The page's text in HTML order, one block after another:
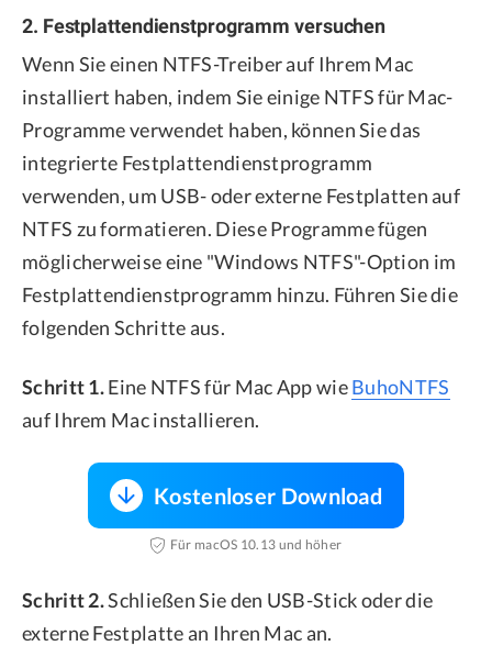
2. Festplattendienstprogramm versuchen
Wenn Sie einen NTFS-Treiber auf Ihrem Mac
installiert haben, indem Sie einige NTFS für Mac-
Programme verwendet haben, können Sie das
integrierte Festplattendienstprogramm
verwenden, um USB- oder externe Festplatten auf
NTFS zu formatieren. Diese Programme fügen
möglicherweise eine "Windows NTFS"-Option im
Festplattendienstprogramm hinzu. Führen Sie die
folgenden Schritte aus.
Schritt 1.Eine NTFS für Mac App wieBuhoNTFS
auf Ihrem Mac installieren.
Kostenloser Download
Für macOS 10.13 und höher
Schritt 2.Schließen Sie den USB-Stick oder die
externe Festplatte an Ihren Mac an.